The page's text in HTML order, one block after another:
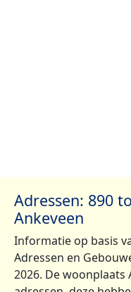
Adressen: 890
Ankeveen
Informatie op basis
Adressen en
2026. De woonplaats